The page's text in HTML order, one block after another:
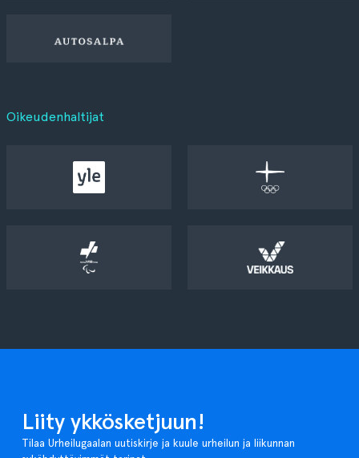
Oikeudenhaltijat
Liity ykkösketjuun!
Tilaa Urheilugaalan uutiskirje ja kuule urheilun ja liikunnan